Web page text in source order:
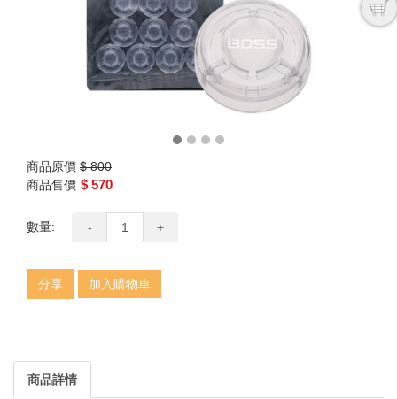
商品原價 $ 800
商品售價 $ 570
數量: - +
分享 加入購物車
商品詳情